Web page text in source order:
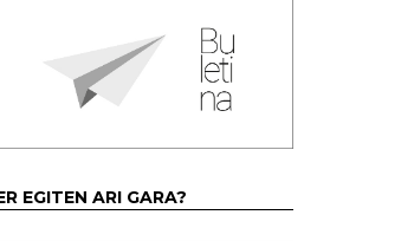
EGITEN ARI GARA?